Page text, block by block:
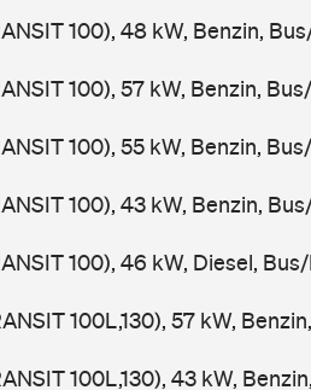
100), 48 kW, Benzin,
100), 57 kW, Benzin,
100), 55 kW, Benzin,
100), 43 kW, Benzin,
100), 46 kW, Diesel,
100L,130), 57 kW,
100L,130), 43 kW,